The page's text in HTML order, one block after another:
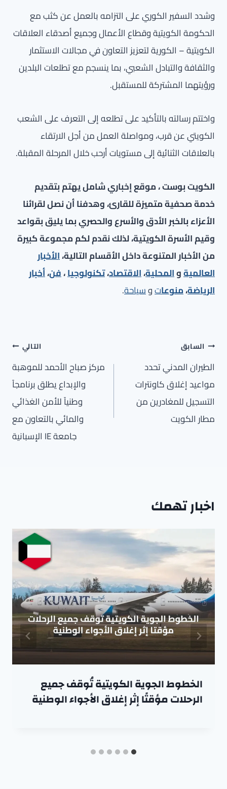
وشدد السفير الكوري على التزامه بالعمل عن كثب مع
الحكومة الكويتية وقطاع الأعمال وجميع أصدقاء العلاقات
الكويتية – الكورية لتعزيز التعاون في مجالات الاستثمار
والثقافة والتبادل الشعبي، بما ينسجم مع تطلعات البلدين
ورؤيتهما المشتركة للمستقبل.
واختتم رسالته بالتأكيد على تطلعه إلى التعرف على الشعب
الكويتي عن قرب، ومواصلة العمل من أجل الارتقاء
بالعلاقات الثنائية إلى مستويات أرحب خلال المرحلة المقبلة.
الكويت بوست ، موقع إخباري شامل يهتم بتقديم
خدمة صحفية متميزة للقارئ، وهدفنا أن نصل لقرائنا
الأعزاء بالخبر الأدق والأسرع والحصري بما يليق بقواعد
وقيم الأسرة الكويتية، لذلك نقدم لكم مجموعة كبيرة
من الأخبار المتنوعة داخل الأقسام التالية،الأخبار
العالميةوالمحلية،الاقتصاد،تكنولوجيا،فن،أخبار
الرياضة،منوعاتوسياحة.
تصفّح
المقالات
السابق
الطيران المدني تحدد
مواعيد إغلاق كاونترات
التسجيل للمغادرين من
مطار الكويت
التالي
مركز صباح الأحمد للموهبة
والإبداع يطلق برنامجاً
وطنياً للأمن الغذائي
والمائي بالتعاون مع
جامعة IE الإسبانية
اخبار تهمك
الخطوط الجوية الكويتية تُوقف جميع
الرحلات مؤقتًا إثر إغلاق الأجواء الوطنية